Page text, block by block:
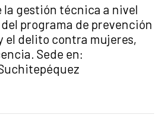
la gestión técnica a nivel
programa de prevención
el delito contra mujeres,
Sede en: